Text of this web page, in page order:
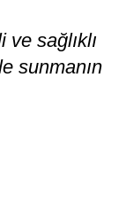
sağlıklı
sunmanın